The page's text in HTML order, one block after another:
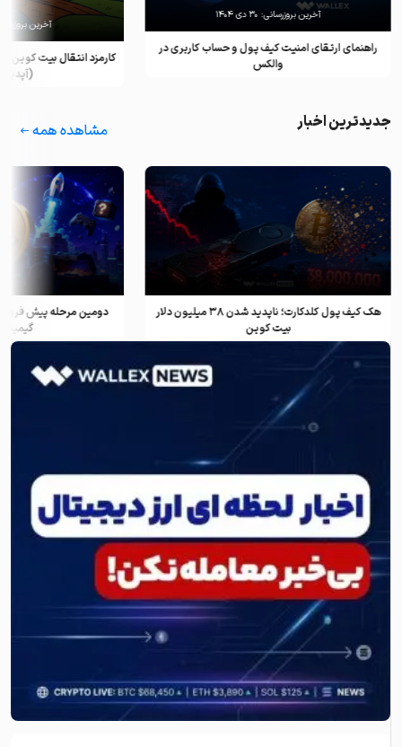
راهنمای ارتقای امنیت کیف پول و حساب کاربری در
والکس
آخرین بروزرسانی: ۳۰ دی ۱۴۰۴
کارمزد انتقال بیت کوین
(آپدیت
آخرین
جدیدترین اخبار مشاهده همه
هک کیف پول کلدکارت؛ ناپدید شدن ۳۸ میلیون دلار
بیت کوین
دومین مرحله پیش